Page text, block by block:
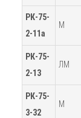
РК-75-
2-11а
М
РК-75-
2-13
ЛМ
РК-75-
3-32
М